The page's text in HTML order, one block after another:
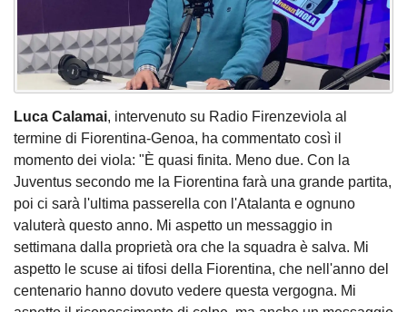
Luca Calamai, intervenuto su Radio Firenzeviola al
termine di Fiorentina-Genoa, ha commentato così il
momento dei viola: "È quasi finita. Meno due. Con la
Juventus secondo me la Fiorentina farà una grande partita,
poi ci sarà l'ultima passerella con l'Atalanta e ognuno
valuterà questo anno. Mi aspetto un messaggio in
settimana dalla proprietà ora che la squadra è salva. Mi
aspetto le scuse ai tifosi della Fiorentina, che nell'anno del
centenario hanno dovuto vedere questa vergogna. Mi